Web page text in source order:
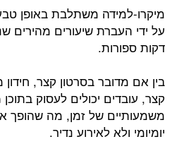
מיקרו-למידה משתלבת באופן
על ידי העברת שיעורים מהירים
דקות ספורות.
בין אם מדובר בסרטון קצר, חידון
קצר, עובדים יכולים לעסוק
משמעותיים של זמן, מה שהופך
יומיומי ולא לאירוע נדיר.